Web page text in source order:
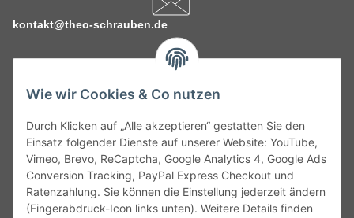
Wie wir Cookies & Co nutzen
Durch Klicken auf „Alle akzeptieren“ gestatten Sie den
Einsatz folgender Dienste auf unserer Website: YouTube,
Vimeo, Brevo, ReCaptcha, Google Analytics 4, Google Ads
Conversion Tracking, PayPal Express Checkout und
Ratenzahlung. Sie können die Einstellung jederzeit ändern
(Fingerabdruck-Icon links unten). Weitere Details finden
kontakt@theo-schrauben.de
Service
Gesetzliche Informationen